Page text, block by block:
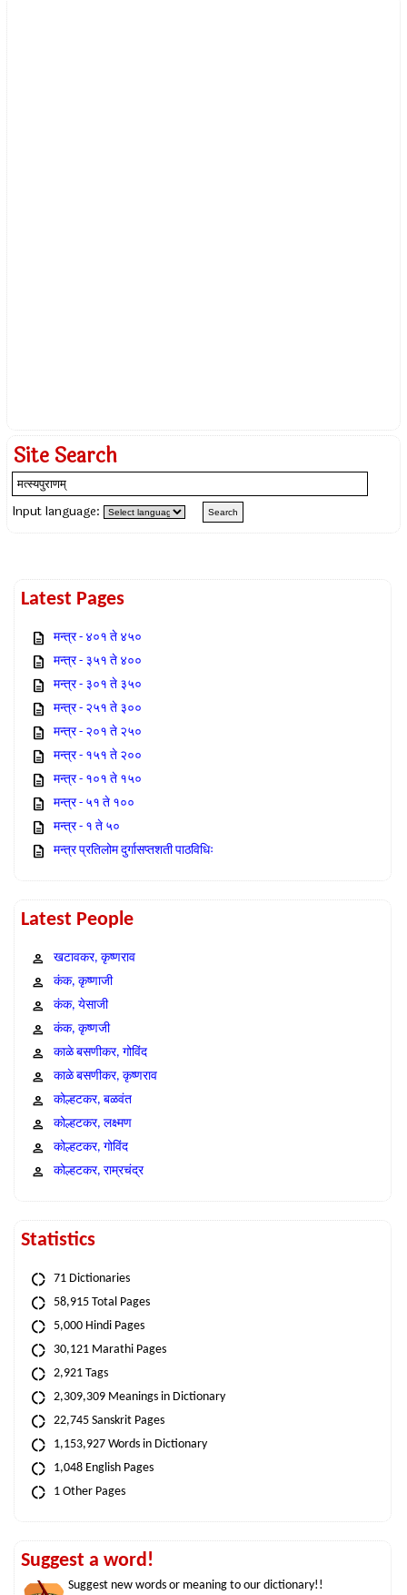
Site Search
Input language:
Latest Pages
मन्त्र - ४०१ ते ४५०
मन्त्र - ३५१ ते ४००
मन्त्र - ३०१ ते ३५०
मन्त्र - २५१ ते ३००
मन्त्र - २०१ ते २५०
मन्त्र - १५१ ते २००
मन्त्र - १०१ ते १५०
मन्त्र - ५१ ते १००
मन्त्र - १ ते ५०
मन्त्र प्रतिलोम दुर्गासप्तशती पाठविधिः
Latest People
खटावकर, कृष्णराव
कंक, कृष्णाजी
कंक, येसाजी
कंक, कृष्णजी
काळे बसणीकर, गोविंद
काळे बसणीकर, कृष्णराव
कोल्हटकर, बळवंत
कोल्हटकर, लक्ष्मण
कोल्हटकर, गोविंद
कोल्हटकर, राम्रचंद्र
Statistics
71 Dictionaries
58,915 Total Pages
5,000 Hindi Pages
30,121 Marathi Pages
2,921 Tags
2,309,309 Meanings in Dictionary
22,745 Sanskrit Pages
1,153,927 Words in Dictionary
1,048 English Pages
1 Other Pages
Suggest a word!
Suggest new words or meaning to our dictionary!!